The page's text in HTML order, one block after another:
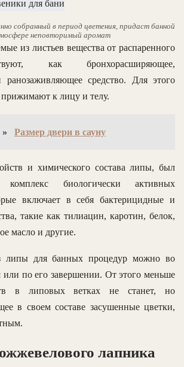
собранный в период цветения, придаст банной
неповторимый аромат
из листьев вещества от распаренного
как бронхорасширяющее,
средство. Для этого
прижимают к лицу и телу.
Размер двери в сауну
и химического состава липы, был
биологически активных
включает в себя бактерицидные и
такие как тилиацин, каротин, белок,
масло и другие.
липы для банных процедур можно во
или по его завершении. От этого меньше
в липовых ветках не станет, но
в своем составе засушенные цветки,
лапника